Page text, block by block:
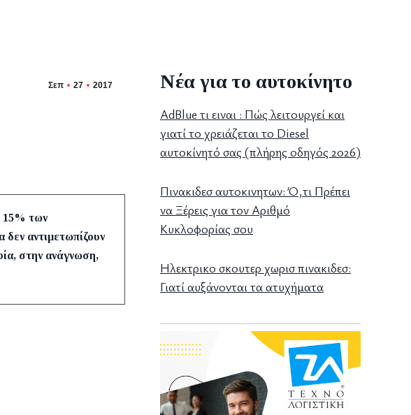
Σεπ 27 2017
15% των
αντιμετωπίζουν
στην ανάγνωση,
Νέα για το αυτοκίνητο
AdBlue τι ειναι : Πώς λειτουργεί και
γιατί το χρειάζεται το Diesel
αυτοκίνητό σας (πλήρης οδηγός 2026)
Πινακιδεσ αυτοκινητων: Ό,τι Πρέπει
να Ξέρεις για τον Αριθμό
Κυκλοφορίας σου
Ηλεκτρικο σκουτερ χωρισ πινακιδεσ:
Γιατί αυξάνονται τα ατυχήματα